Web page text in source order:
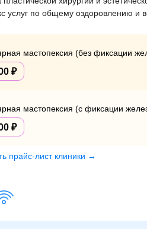
услуг по общему оздоровлению и
мастопексия (без фиксации
мастопексия (с фиксации
прайс-лист клиники →